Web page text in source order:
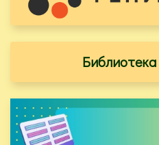
Библиотека